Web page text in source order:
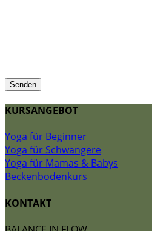
KURSANGEBOT
Yoga für Beginner
Yoga für Schwangere
Yoga für Mamas & Babys
Beckenbodenkurs
KONTAKT